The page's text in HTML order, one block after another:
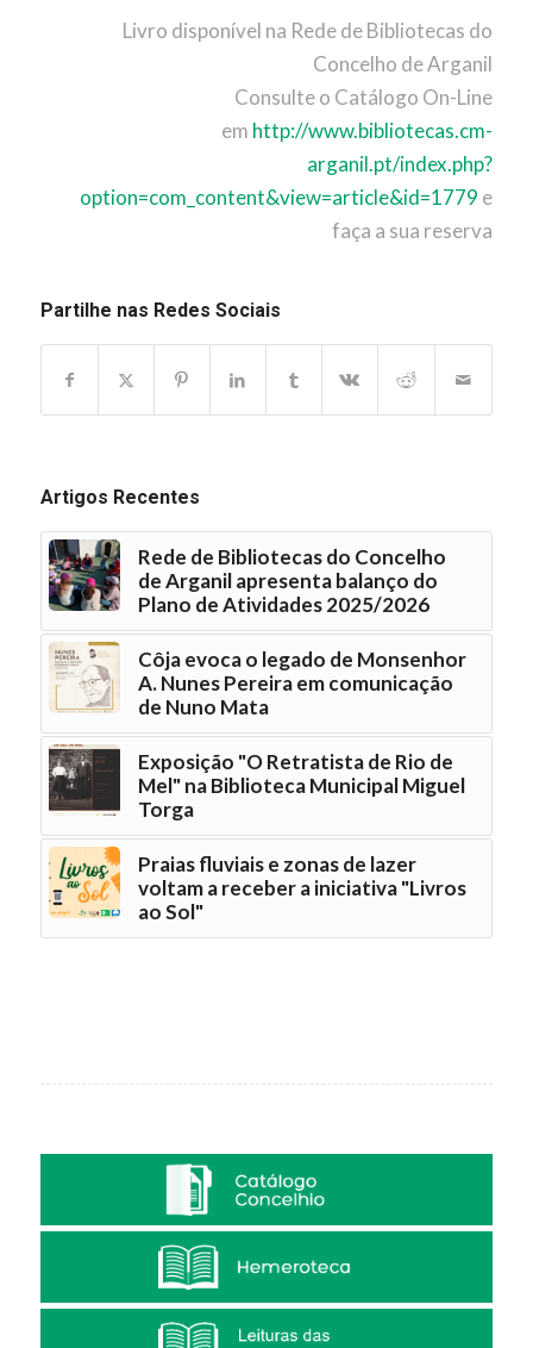
Livro disponível na Rede de Bibliotecas do
Concelho de Arganil
Consulte o Catálogo On-Line
em http://www.bibliotecas.cm-
arganil.pt/index.php?
option=com_content&view=article&id=1779 e
faça a sua reserva
Partilhe nas Redes Sociais
Artigos Recentes
Rede de Bibliotecas do Concelho
de Arganil apresenta balanço do
Plano de Atividades 2025/2026
Côja evoca o legado de Monsenhor
A. Nunes Pereira em comunicação
de Nuno Mata
Exposição "O Retratista de Rio de
Mel" na Biblioteca Municipal Miguel
Torga
Praias fluviais e zonas de lazer
voltam a receber a iniciativa "Livros
ao Sol"